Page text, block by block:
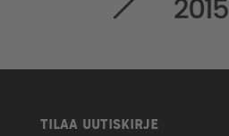
TILAA UUTISKIRJE